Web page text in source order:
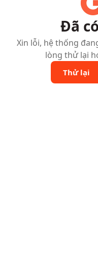
Đã
Xin lỗi, hệ thống
lòng thử lại
Thử lại